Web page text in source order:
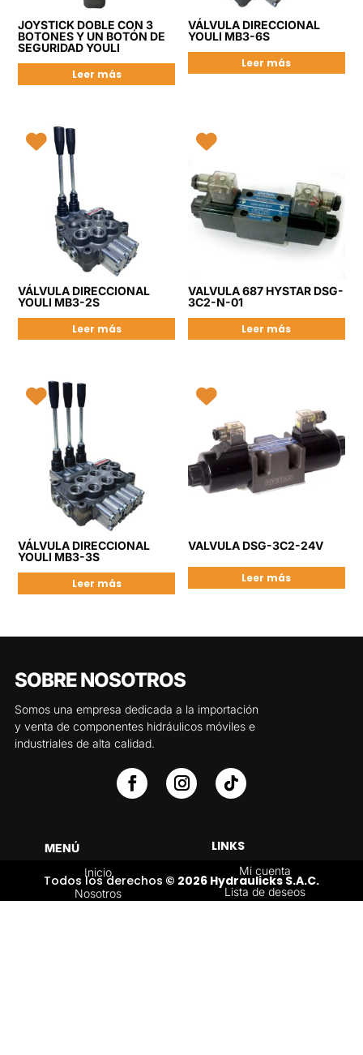
JOYSTICK DOBLE CON 3
BOTONES Y UN BOTÓN DE
SEGURIDAD YOULI
Leer más
VÁLVULA DIRECCIONAL
YOULI MB3-6S
Leer más
VÁLVULA DIRECCIONAL
YOULI MB3-2S
Leer más
VALVULA 687 HYSTAR DSG-
3C2-N-01
Leer más
VÁLVULA DIRECCIONAL
YOULI MB3-3S
Leer más
VALVULA DSG-3C2-24V
Leer más
SOBRE NOSOTROS
Somos una empresa dedicada a la importación
y venta de componentes hidráulicos móviles e
industriales de alta calidad.
MENÚ
Inicio
Nosotros
LINKS
Mi cuenta
Lista de deseos
Todos los derechos © 2026 Hydraulicks S.A.C.